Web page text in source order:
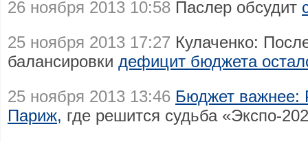
26 ноября 2013 10:58 Паслер обсудит
25 ноября 2013 17:27 Кулаченко:
балансировки дефицит бюджета
25 ноября 2013 13:46 Бюджет важнее:
Париж, где решится судьба «Экспо-